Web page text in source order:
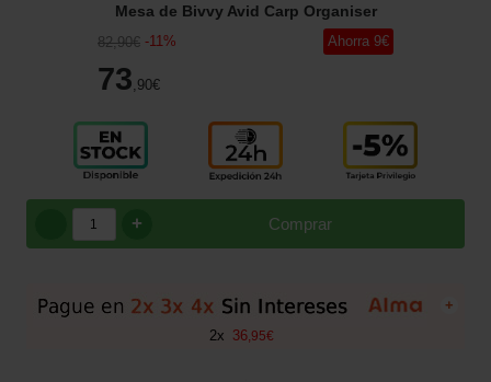
Mesa de Bivvy Avid Carp Organiser
82,90€ -11%
73 ,90€
Ahorra 9€
Comprar
+
+
2x 36 95€